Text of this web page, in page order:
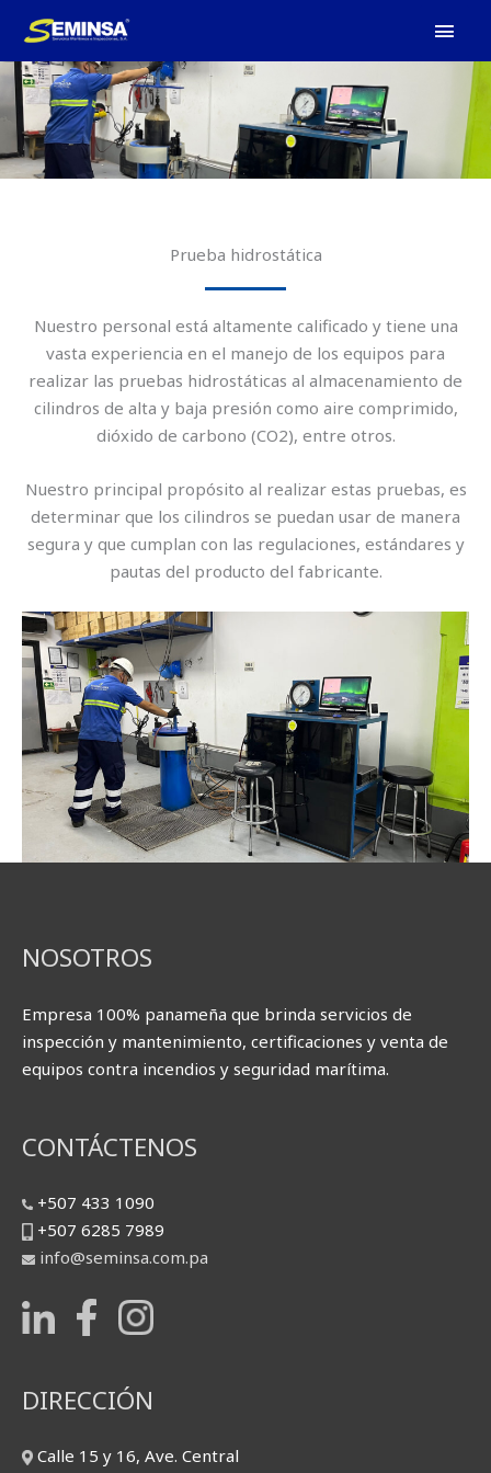
contenido
Prueba hidrostática
Nuestro personal está altamente calificado y tiene una
vasta experiencia en el manejo de los equipos para
realizar las pruebas hidrostáticas al almacenamiento de
cilindros de alta y baja presión como aire comprimido,
dióxido de carbono (CO2), entre otros.
Nuestro principal propósito al realizar estas pruebas, es
determinar que los cilindros se puedan usar de manera
segura y que cumplan con las regulaciones, estándares y
pautas del producto del fabricante.
NOSOTROS
Empresa 100% panameña que brinda servicios de
inspección y mantenimiento, certificaciones y venta de
equipos contra incendios y seguridad marítima.
CONTÁCTENOS
+507 433 1090
+507 6285 7989
info@seminsa.com.pa
DIRECCIÓN
Calle 15 y 16, Ave. Central